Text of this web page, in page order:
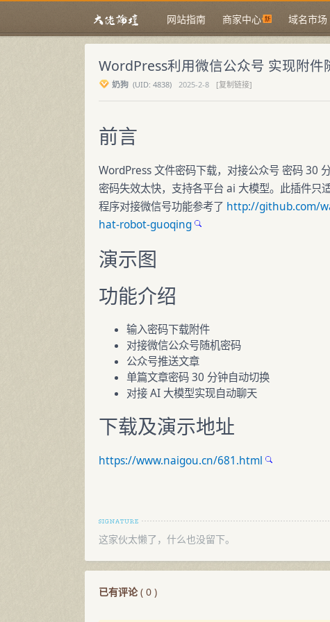
网站指南 商家中心 域名市场
WordPress利用微信公众号 实现附件
奶狗 (UID: 4838) 2025-2-8
[复制链接]
前言
WordPress 文件密码下载，对接公众号 密码 30
密码失效太快，支持各平台 ai 大模型。此插件
程序对接微信号功能参考了 http://github.com/
hat-robot-guoqing
演示图
功能介绍
输入密码下载附件
对接微信公众号随机密码
公众号推送文章
单篇文章密码 30 分钟自动切换
对接 AI 大模型实现自动聊天
下载及演示地址
https://www.naigou.cn/681.html
这家伙太懒了，什么也没留下。
已有评论( 0 )